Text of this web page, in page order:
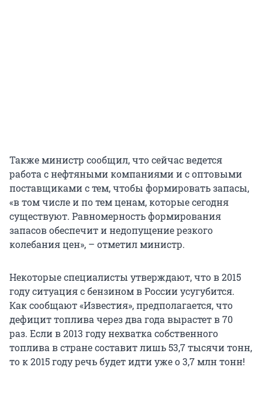
Также министр сообщил, что сейчас ведется
работа с нефтяными компаниями и с оптовыми
поставщиками с тем, чтобы формировать запасы,
«в том числе и по тем ценам, которые сегодня
существуют. Равномерность формирования
запасов обеспечит и недопущение резкого
колебания цен», – отметил министр.
Некоторые специалисты утверждают, что в 2015
году ситуация с бензином в России усугубится.
Как сообщают «Известия», предполагается, что
дефицит топлива через два года вырастет в 70
раз. Если в 2013 году нехватка собственного
топлива в стране составит лишь 53,7 тысячи тонн,
то к 2015 году речь будет идти уже о 3,7 млн тонн!